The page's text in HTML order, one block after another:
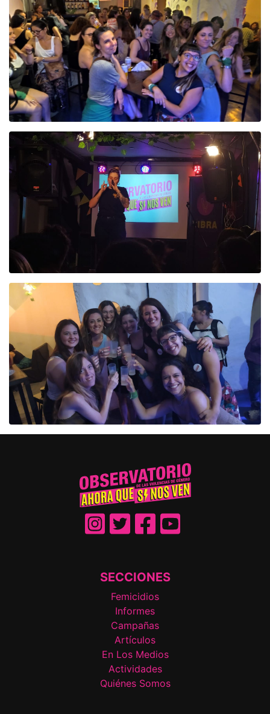
SECCIONES
Femicidios
Informes
Campañas
Artículos
En Los Medios
Actividades
Quiénes Somos